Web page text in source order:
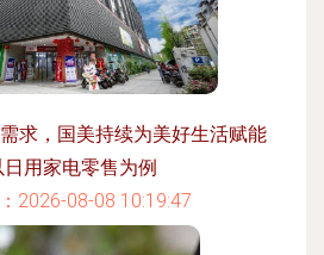
求，国美持续为美好生活赋能
用家电零售为例
2026-08-08 10:19:47